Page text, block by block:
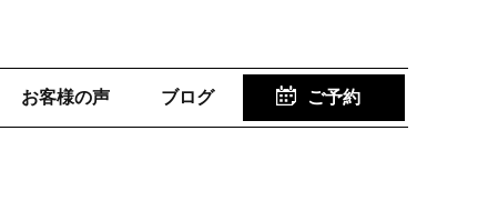
お客様の声 ブログ ご予約